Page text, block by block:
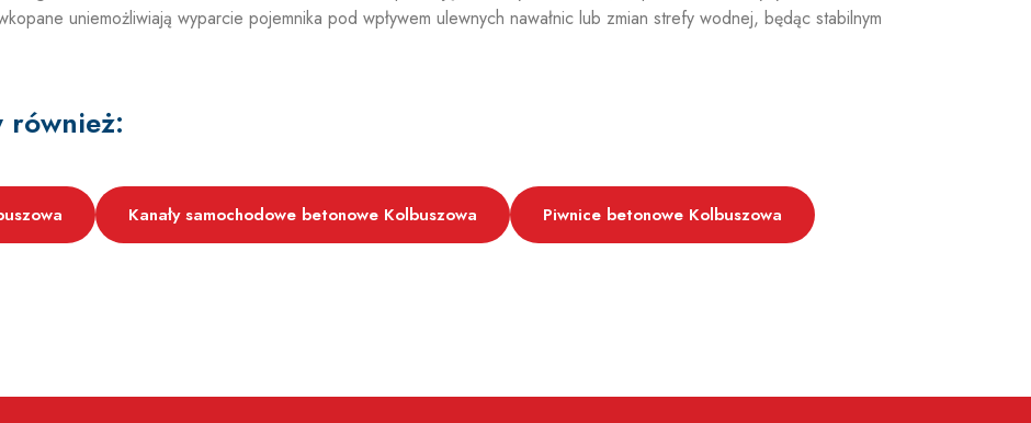
uniemożliwiają wyparcie pojemnika pod wpływem ulewnych nawałnic lub zmian strefy wodnej, będąc stabilnym
również:
Kanały samochodowe betonowe Kolbuszowa Piwnice betonowe Kolbuszowa